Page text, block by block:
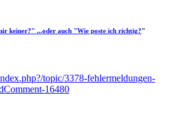
keiner?" ...oder auch "Wie poste ich richtig?"
topic/3378-fehlermeldungen-
16480